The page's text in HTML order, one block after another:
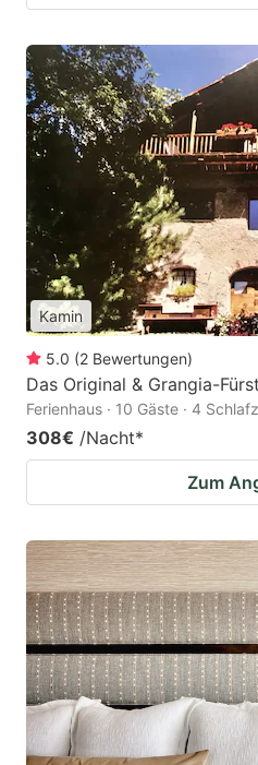
Kamin
5.0 (2 Bewertungen)
Das Original & Grangia-
Ferienhaus · 10 Gäste · 4
308€ /Nacht*
Zum